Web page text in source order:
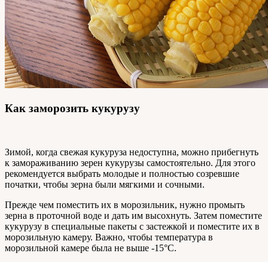
Как заморозить кукурузу
Зимой, когда свежая кукуруза недоступна, можно прибегнуть
к замораживанию зерен кукурузы самостоятельно. Для этого
рекомендуется выбрать молодые и полностью созревшие
початки, чтобы зерна были мягкими и сочными.
Прежде чем поместить их в морозильник, нужно промыть
зерна в проточной воде и дать им высохнуть. Затем поместите
кукурузу в специальные пакеты с застежкой и поместите их в
морозильную камеру. Важно, чтобы температура в
морозильной камере была не выше -15°С.